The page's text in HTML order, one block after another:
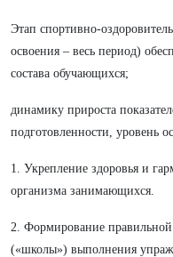
Этап спортивно-
освоения – весь период)
состава обучающихся;
динамику прироста
подготовленности, уровень
1. Укрепление здоровья и
организма занимающихся.
2. Формирование правильной
(«школы») выполнения